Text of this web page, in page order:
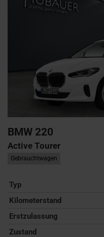
BMW 220
Active Tourer
Gebrauchtwagen
Typ
Kilometerstand
Erstzulassung
Zustand